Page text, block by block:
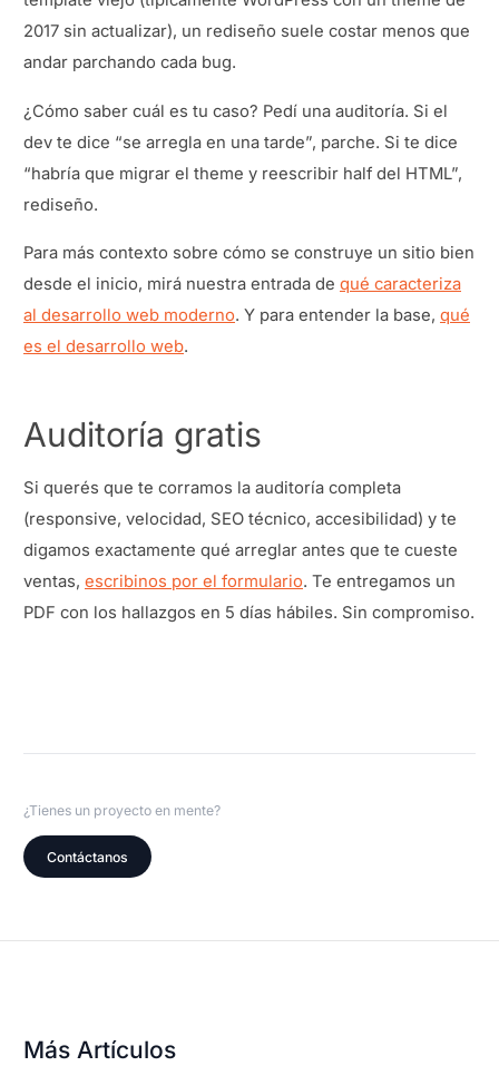
2017 sin actualizar), un rediseño suele costar menos que
andar parchando cada bug.
¿Cómo saber cuál es tu caso? Pedí una auditoría. Si el
dev te dice “se arregla en una tarde”, parche. Si te dice
“habría que migrar el theme y reescribir half del HTML”,
rediseño.
Para más contexto sobre cómo se construye un sitio bien
desde el inicio, mirá nuestra entrada de qué caracteriza
al desarrollo web moderno. Y para entender la base, qué
es el desarrollo web.
Auditoría gratis
Si querés que te corramos la auditoría completa
(responsive, velocidad, SEO técnico, accesibilidad) y te
digamos exactamente qué arreglar antes que te cueste
ventas, escribinos por el formulario. Te entregamos un
PDF con los hallazgos en 5 días hábiles. Sin compromiso.
¿Tienes un proyecto en mente?
Contáctanos
Más Artículos